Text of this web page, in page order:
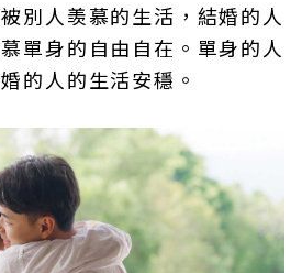
別人羡慕的生活，結婚的人
單身的自由自在。單身的人
的人的生活安穩。